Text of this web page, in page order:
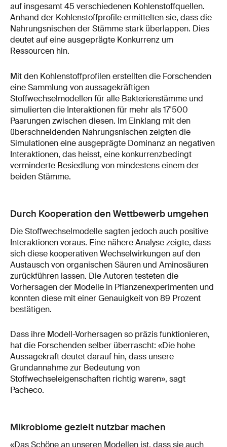
auf insgesamt 45 verschiedenen Kohlenstoffquellen.
Anhand der Kohlenstoffprofile ermittelten sie, dass die
Nahrungsnischen der Stämme stark überlappen. Dies
deutet auf eine ausgeprägte Konkurrenz um
Ressourcen hin.
Mit den Kohlenstoffprofilen erstellten die Forschenden
eine Sammlung von aussagekräftigen
Stoffwechselmodellen für alle Bakterienstämme und
simulierten die Interaktionen für mehr als 17'500
Paarungen zwischen diesen. Im Einklang mit den
überschneidenden Nahrungsnischen zeigten die
Simulationen eine ausgeprägte Dominanz an negativen
Interaktionen, das heisst, eine konkurrenzbedingt
verminderte Besiedlung von mindestens einem der
beiden Stämme.
Durch Kooperation den Wettbewerb umgehen
Die Stoffwechselmodelle sagten jedoch auch positive
Interaktionen voraus. Eine nähere Analyse zeigte, dass
sich diese kooperativen Wechselwirkungen auf den
Austausch von organischen Säuren und Aminosäuren
zurückführen lassen. Die Autoren testeten die
Vorhersagen der Modelle in Pflanzenexperimenten und
konnten diese mit einer Genauigkeit von 89 Prozent
bestätigen.
Dass ihre Modell-Vorhersagen so präzis funktionieren,
hat die Forschenden selber überrascht: «Die hohe
Aussagekraft deutet darauf hin, dass unsere
Grundannahme zur Bedeutung von
Stoffwechseleigenschaften richtig waren», sagt
Pacheco.
Mikrobiome gezielt nutzbar machen